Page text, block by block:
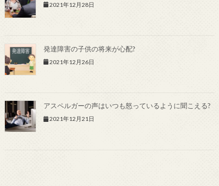
2021年12月28日
発達障害の子供の将来が心配?
2021年12月26日
アスペルガーの声はいつも怒っているように聞こえる?
2021年12月21日